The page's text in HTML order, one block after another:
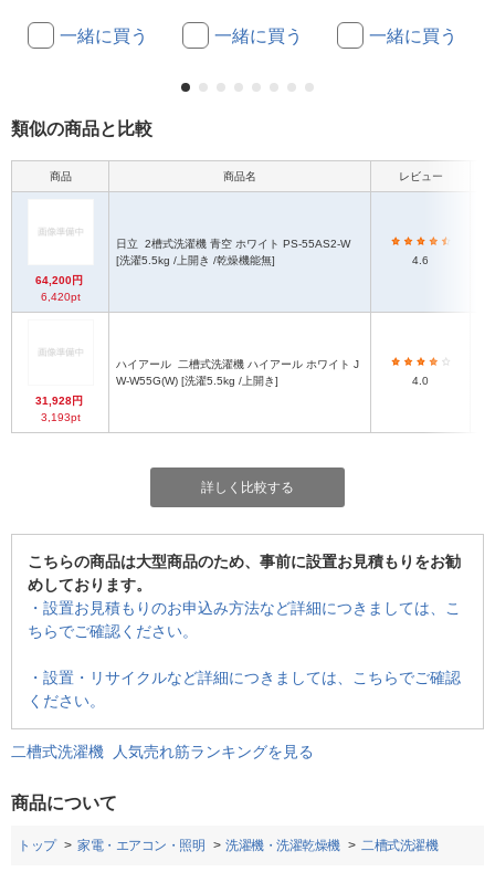
一緒に買う 一緒に買う 一緒に買う
類似の商品と比較
商品 商品名 レビュー
64,200円
6,420pt
日立
[洗濯5.5kg /上開き /乾燥機能無]
4.6
31,928円
3,193pt
ハイアール
W-W55G(W) [洗濯5.5kg /上開き]
4.0
詳しく比較する
こちらの商品は大型商品のため、事前に設置お見積もりをお勧
めしております。
・設置お見積もりのお申込み方法など詳細につきましては、こ
ちらでご確認ください。
・設置・リサイクルなど詳細につきましては、こちらでご確認
ください。
二槽式洗濯機 人気売れ筋ランキングを見る
商品について
トップ 家電・エアコン・照明 洗濯機・洗濯乾燥機 二槽式洗濯機